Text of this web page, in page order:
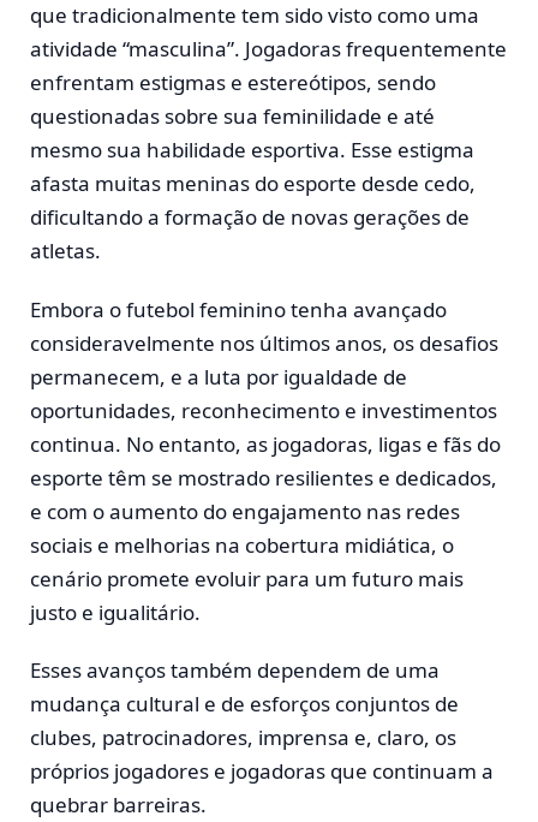
que tradicionalmente tem sido visto como uma
atividade “masculina”. Jogadoras frequentemente
enfrentam estigmas e estereótipos, sendo
questionadas sobre sua feminilidade e até
mesmo sua habilidade esportiva. Esse estigma
afasta muitas meninas do esporte desde cedo,
dificultando a formação de novas gerações de
atletas.
Embora o futebol feminino tenha avançado
consideravelmente nos últimos anos, os desafios
permanecem, e a luta por igualdade de
oportunidades, reconhecimento e investimentos
continua. No entanto, as jogadoras, ligas e fãs do
esporte têm se mostrado resilientes e dedicados,
e com o aumento do engajamento nas redes
sociais e melhorias na cobertura midiática, o
cenário promete evoluir para um futuro mais
justo e igualitário.
Esses avanços também dependem de uma
mudança cultural e de esforços conjuntos de
clubes, patrocinadores, imprensa e, claro, os
próprios jogadores e jogadoras que continuam a
quebrar barreiras.